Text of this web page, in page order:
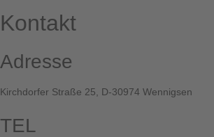
Kontakt
Adresse
Kirchdorfer Straße 25, D-30974 Wennigsen
TEL